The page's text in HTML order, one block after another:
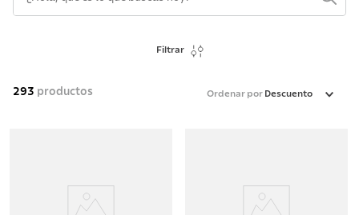
Filtrar
293 productos Ordenar por Descuento
2 .
sarten